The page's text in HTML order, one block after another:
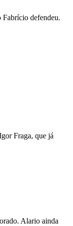
Fabrício defendeu.
Fraga, que já
Alario ainda